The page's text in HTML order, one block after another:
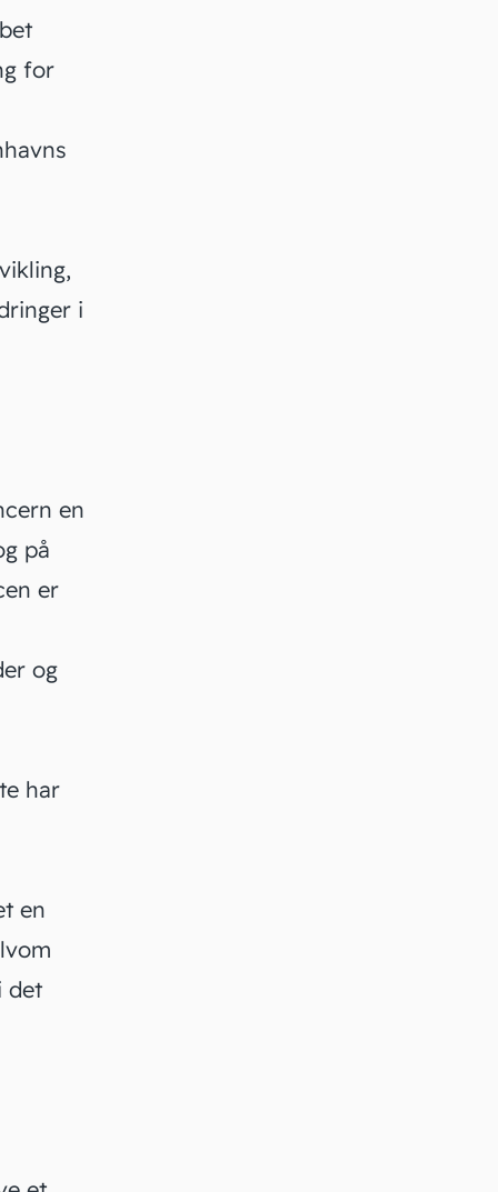
for
i
en
på
er
og
har
en
det